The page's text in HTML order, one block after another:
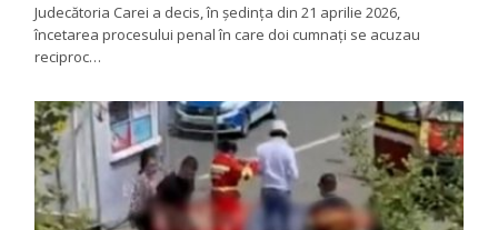
Judecătoria Carei a decis, în ședința din 21 aprilie 2026,
încetarea procesului penal în care doi cumnați se acuzau
reciproc…